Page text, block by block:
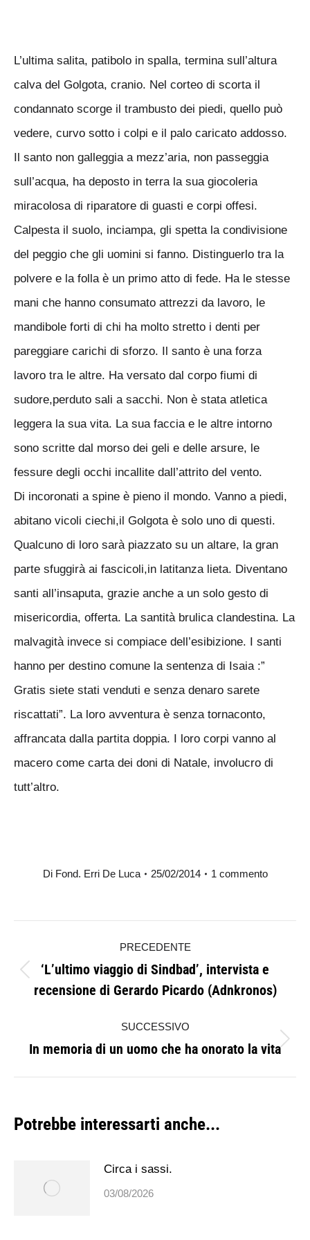
L’ultima salita, patibolo in spalla, termina sull’altura
calva del Golgota, cranio. Nel corteo di scorta il
condannato scorge il trambusto dei piedi, quello può
vedere, curvo sotto i colpi e il palo caricato addosso.
Il santo non galleggia a mezz’aria, non passeggia
sull’acqua, ha deposto in terra la sua giocoleria
miracolosa di riparatore di guasti e corpi offesi.
Calpesta il suolo, inciampa, gli spetta la condivisione
del peggio che gli uomini si fanno. Distinguerlo tra la
polvere e la folla è un primo atto di fede. Ha le stesse
mani che hanno consumato attrezzi da lavoro, le
mandibole forti di chi ha molto stretto i denti per
pareggiare carichi di sforzo. Il santo è una forza
lavoro tra le altre. Ha versato dal corpo fiumi di
sudore,perduto sali a sacchi. Non è stata atletica
leggera la sua vita. La sua faccia e le altre intorno
sono scritte dal morso dei geli e delle arsure, le
fessure degli occhi incallite dall’attrito del vento.
Di incoronati a spine è pieno il mondo. Vanno a piedi,
abitano vicoli ciechi,il Golgota è solo uno di questi.
Qualcuno di loro sarà piazzato su un altare, la gran
parte sfuggirà ai fascicoli,in latitanza lieta. Diventano
santi all’insaputa, grazie anche a un solo gesto di
misericordia, offerta. La santità brulica clandestina. La
malvagità invece si compiace dell’esibizione. I santi
hanno per destino comune la sentenza di Isaia :”
Gratis siete stati venduti e senza denaro sarete
riscattati”. La loro avventura è senza tornaconto,
affrancata dalla partita doppia. I loro corpi vanno al
macero come carta dei doni di Natale, involucro di
tutt’altro.
Di Fond. Erri De Luca 25/02/2014 1 commento
tra
PRECEDENTE
‘L’ultimo viaggio di Sindbad’, intervista e
recensione di Gerardo Picardo (Adnkronos)
SUCCESSIVO
Prossimo
post:
In memoria di un uomo che ha onorato la vita
Potrebbe interessarti anche...
Circa i sassi.
03/08/2026